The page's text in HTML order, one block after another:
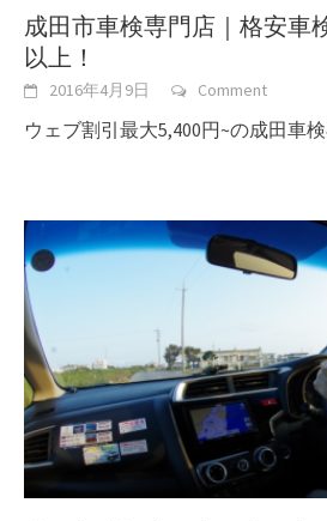
成田市車検専門店｜格安車
以上！
2016年4月9日 Comment
ウェブ割引最大5,400円~の成田車